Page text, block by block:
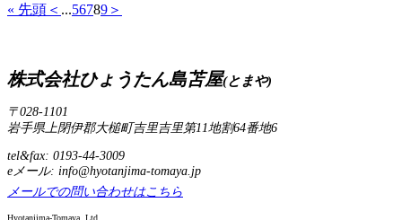
« 先頭 ＜ ...56789 ＞
株式会社ひょうたん島苫屋(とまや)
〒028-1101
岩手県上閉伊郡大槌町吉里吉里第11地割64番地6
tel&fax: 0193-44-3009
eメール: info@hyotanjima-tomaya.jp
メールでの問い合わせはこちら
Hyotanjima-Tomaya, Ltd.